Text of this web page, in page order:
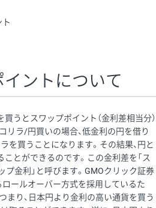
ト
ントについて
うとスワップポイント（金利差相当分）
リラ/円買いの場合、低金利の円を借り
を買うことになります。その結果、円と
とができるのです。この金利差を「ス
プ金利」と呼びます。GMOクリック証券
ロールオーバー方式を採用しているた
まり、日本円より金利の高い通貨を買う